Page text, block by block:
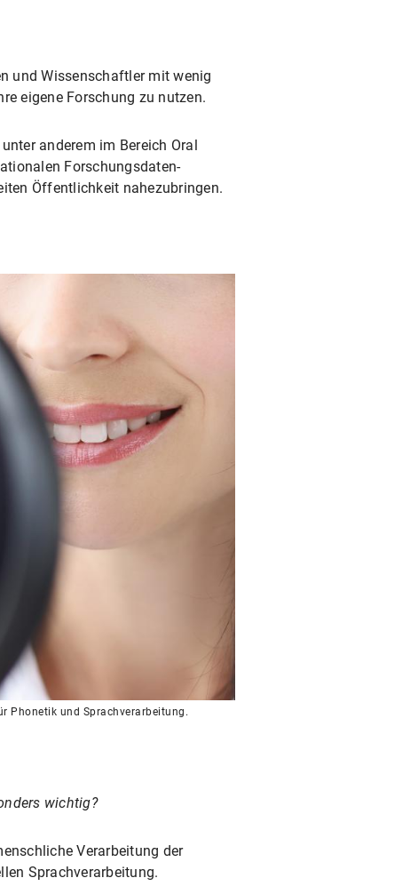
und Wissenschaftler mit wenig
eigene Forschung zu nutzen.
anderem im Bereich Oral
Forschungsdaten-
Öffentlichkeit nahezubringen.
Phonetik und Sprachverarbeitung.
wichtig?
Verarbeitung der
Sprachverarbeitung.